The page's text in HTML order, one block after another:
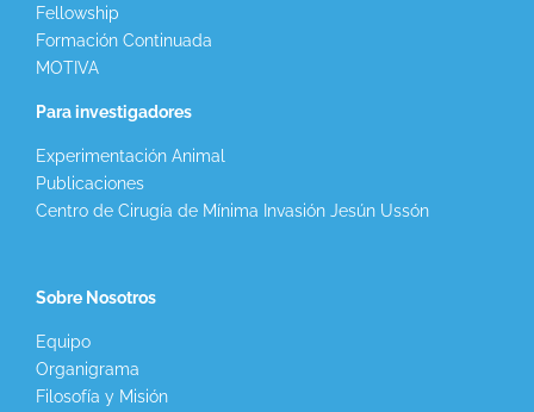
Fellowship
Formación Continuada
MOTIVA
Para investigadores
Experimentación Animal
Publicaciones
Centro de Cirugía de Mínima Invasión Jesún Ussón
Sobre Nosotros
Equipo
Organigrama
Filosofía y Misión